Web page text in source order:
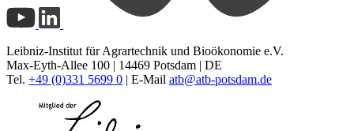
Leibniz-Institut für Agrartechnik und Bioökonomie e.V.
Max-Eyth-Allee 100 | 14469 Potsdam | DE
Tel. +49 (0)331 5699 0 | E-Mail atb@atb-potsdam.de